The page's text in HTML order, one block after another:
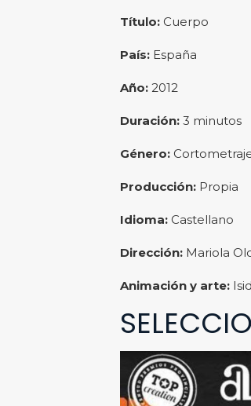
Título:Cuerpo
País:España
Año:2012
Duración:3 minutos
Género:
Producción:Propia
Idioma:Castellano
Dirección:Mariola
Animación y arte: